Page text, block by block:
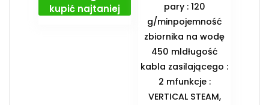
kupić najtaniej
pary : 120
g/minpojemność
zbiornika na wodę
450 mldługość
kabla zasilającego :
2 mfunkcje :
VERTICAL STEAM,